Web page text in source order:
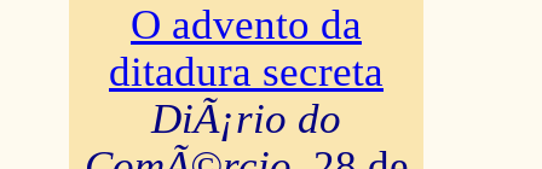
O advento da
ditadura secreta
DiÃ¡rio do